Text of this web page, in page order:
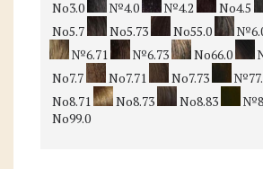
No3.0
№4.0 №4.2 No4.5
No5.7
No5.73 No55.0
№6.71
№6.73 No66.0
No7.7
No7.71 No7.73
No8.71
No8.73 No8.83
No99.0